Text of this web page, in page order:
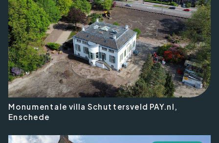
Monumentale villa Schuttersveld PAY.nl,
Enschede